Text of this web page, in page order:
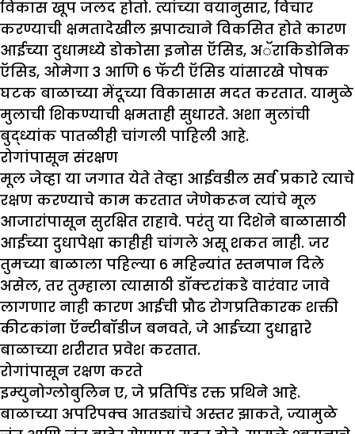
विकास खूप जलद होतो. त्यांच्या वयानुसार, विचार
करण्याची क्षमतादेखील झपाट्याने विकसित होते कारण
आईच्या दुधामध्ये डोकोसा इनोस ऍसिड, अॅराकिडोनिक
ऍसिड, ओमेगा 3 आणि 6 फॅटी ऍसिड यांसारखे पोषक
घटक बाळाच्या मेंदूच्या विकासास मदत करतात. यामुळे
मुलाची शिकण्याची क्षमताही सुधारते. अशा मुलांची
बुद्ध्यांक पातळीही चांगली पाहिली आहे.
रोगांपासून संरक्षण
मूल जेव्हा या जगात येते तेव्हा आईवडील सर्व प्रकारे त्याचे
रक्षण करण्याचे काम करतात जेणेकरून त्यांचे मूल
आजारांपासून सुरक्षित राहावे. परंतु या दिशेने बाळासाठी
आईच्या दुधापेक्षा काहीही चांगले असू शकत नाही. जर
तुमच्या बाळाला पहिल्या 6 महिन्यांत स्तनपान दिले
असेल, तर तुम्हाला त्यासाठी डॉक्टरांकडे वारंवार जावे
लागणार नाही कारण आईची प्रौढ रोगप्रतिकारक शक्ती
कीटकांना ऍन्टीबॉडीज बनवते, जे आईच्या दुधाद्वारे
बाळाच्या शरीरात प्रवेश करतात.
रोगांपासून रक्षण करते
इम्युनोग्लोबुलिन ए, जे प्रतिपिंड रक्त प्रथिने आहे.
बाळाच्या अपरिपक्व आतड्यांचे अस्तर झाकते, ज्यामुळे